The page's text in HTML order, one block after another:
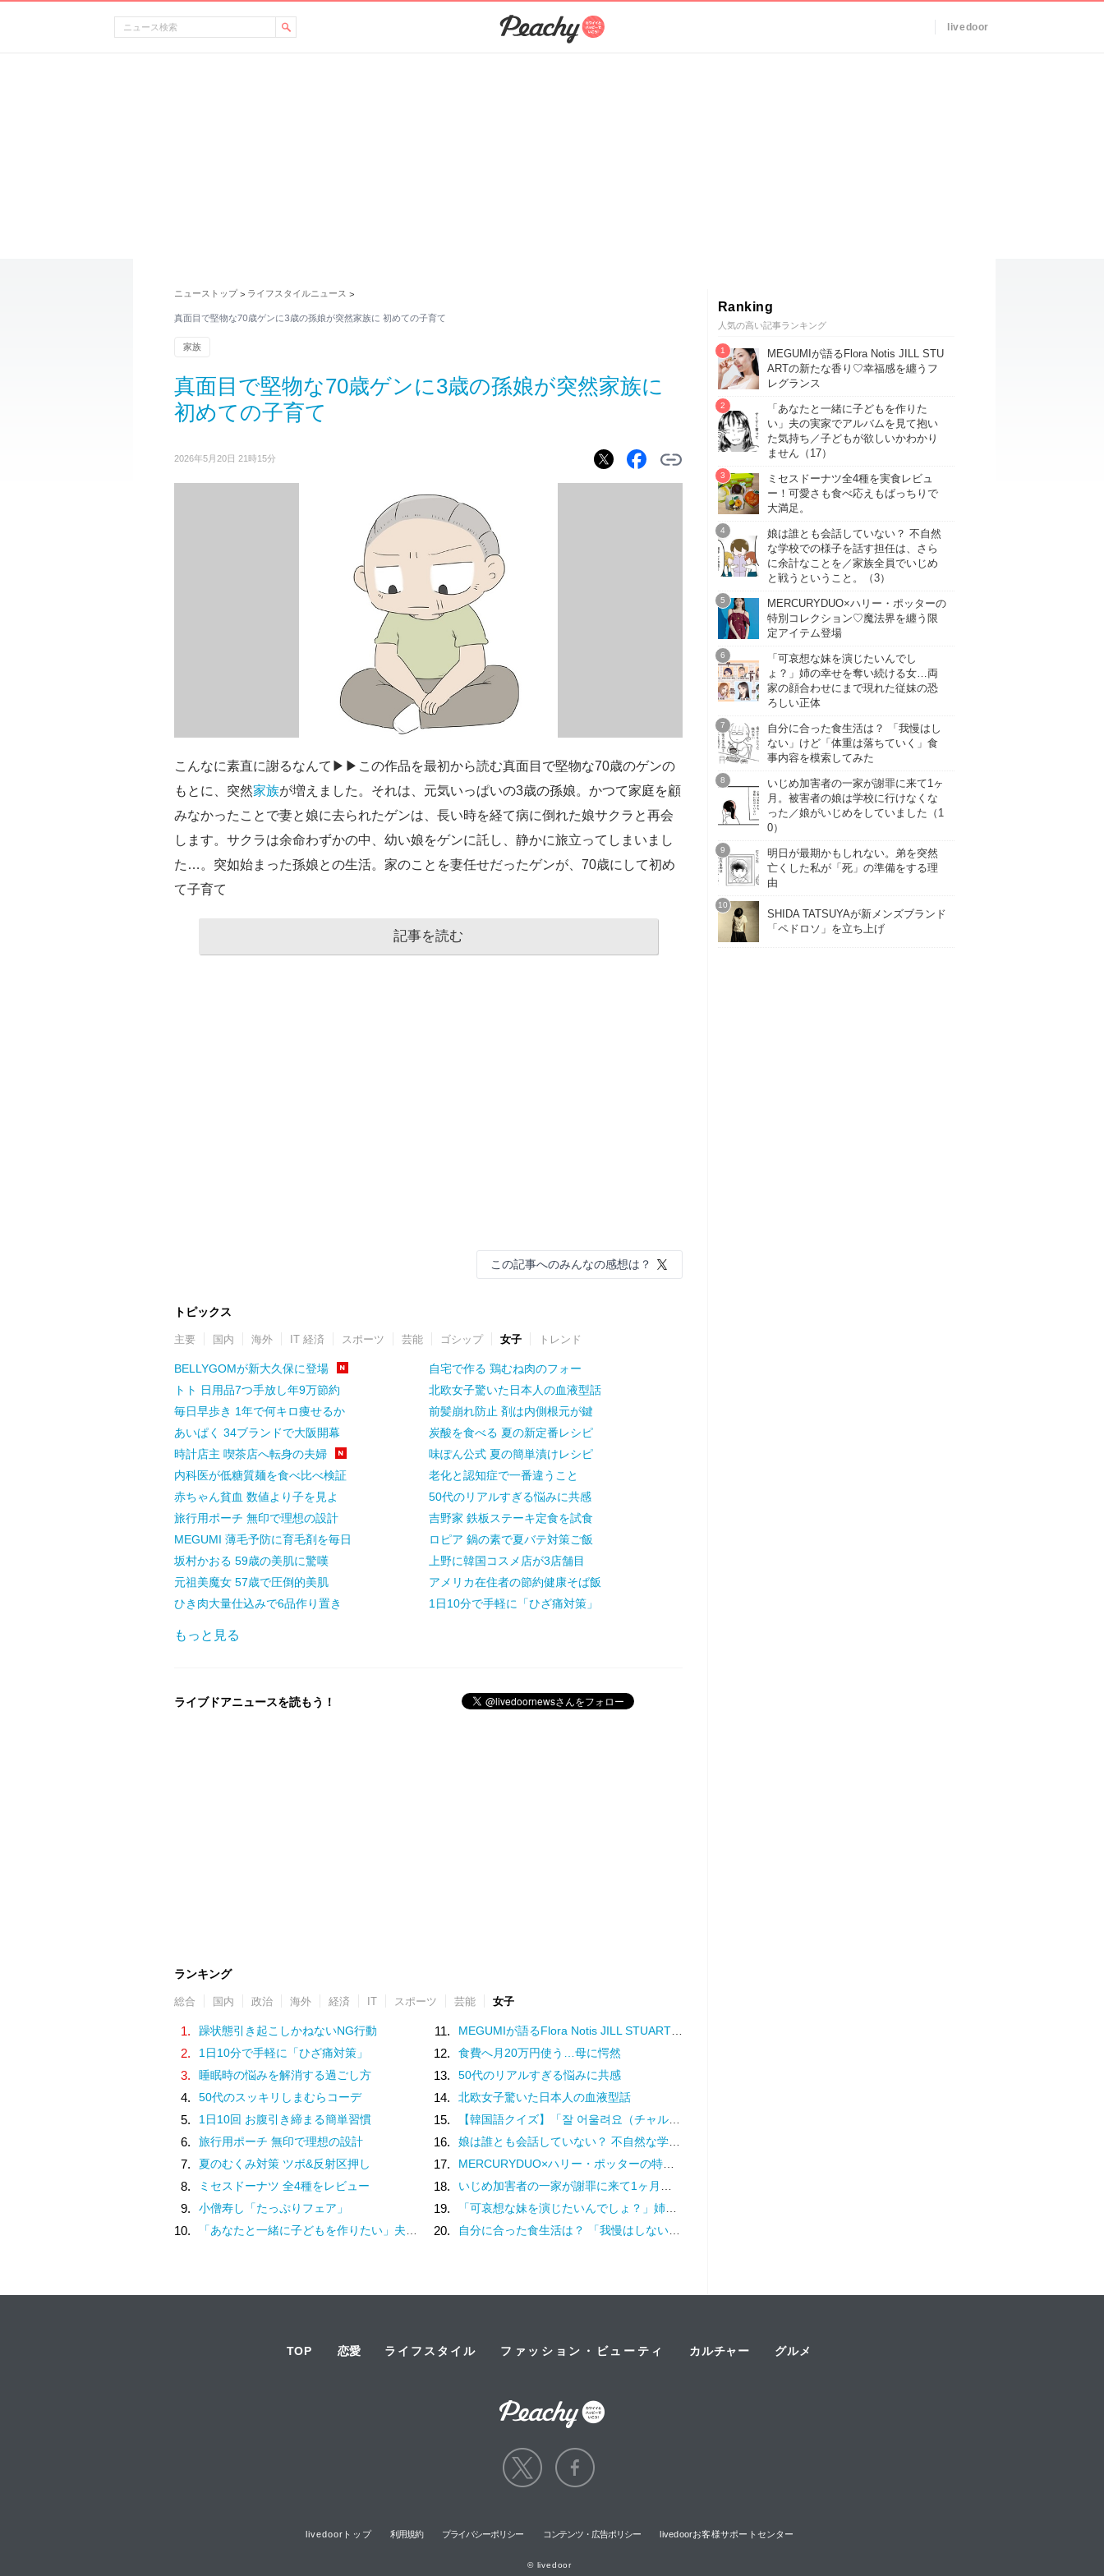
livedoor
ニューストップ > ライフスタイルニュース >
真面目で堅物な70歳ゲンに3歳の孫娘が突然家族に 初めての子育て
家族
真面目で堅物な70歳ゲンに3歳の孫娘が突然家族に
初めての子育て
2026年5月20日 21時15分
こんなに素直に謝るなんて▶▶この作品を最初から読む真面目で堅物な70歳のゲンの
もとに、突然家族が増えました。それは、元気いっぱいの3歳の孫娘。かつて家庭を顧
みなかったことで妻と娘に去られたゲンは、長い時を経て病に倒れた娘サクラと再会
します。サクラは余命わずかの中、幼い娘をゲンに託し、静かに旅立ってしまいまし
た…。突如始まった孫娘との生活。家のことを妻任せだったゲンが、70歳にして初め
て子育て
記事を読む
この記事へのみんなの感想は？
トピックス
主要 国内 海外 IT 経済 スポーツ 芸能 ゴシップ 女子 トレンド
BELLYGOMが新大久保に登場
トト 日用品7つ手放し年9万節約
毎日早歩き 1年で何キロ痩せるか
あいぱく 34ブランドで大阪開幕
時計店主 喫茶店へ転身の夫婦
内科医が低糖質麺を食べ比べ検証
赤ちゃん貧血 数値より子を見よ
旅行用ポーチ 無印で理想の設計
MEGUMI 薄毛予防に育毛剤を毎日
坂村かおる 59歳の美肌に驚嘆
元祖美魔女 57歳で圧倒的美肌
ひき肉大量仕込みで6品作り置き
自宅で作る 鶏むね肉のフォー
北欧女子驚いた日本人の血液型話
前髪崩れ防止 剤は内側根元が鍵
炭酸を食べる 夏の新定番レシピ
味ぽん公式 夏の簡単漬けレシピ
老化と認知症で一番違うこと
50代のリアルすぎる悩みに共感
吉野家 鉄板ステーキ定食を試食
ロピア 鍋の素で夏バテ対策ご飯
上野に韓国コスメ店が3店舗目
アメリカ在住者の節約健康そば飯
1日10分で手軽に「ひざ痛対策」
もっと見る
ライブドアニュースを読もう！
ランキング
総合 国内 政治 海外 経済 IT スポーツ 芸能 女子
1. 躁状態引き起こしかねないNG行動
2. 1日10分で手軽に「ひざ痛対策」
3. 睡眠時の悩みを解消する過ごし方
4. 50代のスッキリしまむらコーデ
5. 1日10回 お腹引き締まる簡単習慣
6. 旅行用ポーチ 無印で理想の設計
7. 夏のむくみ対策 ツボ&反射区押し
8. ミセスドーナツ 全4種をレビュー
9. 小僧寿し「たっぷりフェア」
10. 「あなたと一緒に子どもを作りたい」夫の実家でアルバムを見て抱いた気持ち／子どもが欲しいかわかりません（17）
11. MEGUMIが語るFlora Notis JILL STUARTの新たな香り♡幸福感を纏うフレグランス
12. 食費へ月20万円使う…母に愕然
13. 50代のリアルすぎる悩みに共感
14. 北欧女子驚いた日本人の血液型話
15. 【韓国語クイズ】「잘 어울려요（チャル オウルリョヨ）」の意味は？褒め言葉です♡
16. 娘は誰とも会話していない？ 不自然な学校での様子を話す担任は、さらに余計なことを／家族全員でいじめと戦うということ。（3）
17. MERCURYDUO×ハリー・ポッターの特別コレクション♡魔法界を纏う限定アイテム登場
18. いじめ加害者の一家が謝罪に来て1ヶ月。被害者の娘は学校に行けなくなった／娘がいじめをしていました（10）
19. 「可哀想な妹を演じたいんでしょ？」姉の幸せを奪い続ける女…両家の顔合わせにまで現れた従妹の恐ろしい正体
20. 自分に合った食生活は？ 「我慢はしない」けど「体重は落ちていく」食事内容を模索してみた
Ranking
人気の高い記事ランキング
MEGUMIが語るFlora Notis JILL STU
ARTの新たな香り♡幸福感を纏うフ
レグランス
「あなたと一緒に子どもを作りた
い」夫の実家でアルバムを見て抱い
た気持ち／子どもが欲しいかわかり
ません（17）
ミセスドーナツ全4種を実食レビュ
ー！可愛さも食べ応えもばっちりで
大満足。
娘は誰とも会話していない？ 不自然
な学校での様子を話す担任は、さら
に余計なことを／家族全員でいじめ
と戦うということ。（3）
MERCURYDUO×ハリー・ポッターの
特別コレクション♡魔法界を纏う限
定アイテム登場
「可哀想な妹を演じたいんでし
ょ？」姉の幸せを奪い続ける女…両
家の顔合わせにまで現れた従妹の恐
ろしい正体
自分に合った食生活は？ 「我慢はし
ない」けど「体重は落ちていく」食
事内容を模索してみた
いじめ加害者の一家が謝罪に来て1ヶ
月。被害者の娘は学校に行けなくな
った／娘がいじめをしていました（1
0）
明日が最期かもしれない。弟を突然
亡くした私が「死」の準備をする理
由
SHIDA TATSUYAが新メンズブランド
「ペドロソ」を立ち上げ
TOP 恋愛 ライフスタイル ファッション・ビューティ カルチャー グルメ
livedoorトップ 利用規約 プライバシーポリシー コンテンツ・広告ポリシー livedoorお客様サポートセンター
© livedoor